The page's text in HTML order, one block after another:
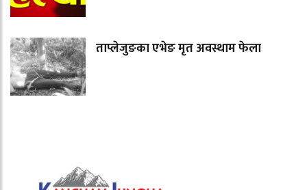
ताप्लेजुङका एभेङ मृत अवस्थाम फेला